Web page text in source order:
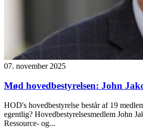
07. november 2025
Mød hovedbestyrelsen: John
HOD's hovedbestyrelse består af 19
egentlig? Hovedbestyrelsesmedlem John
Ressource- og...